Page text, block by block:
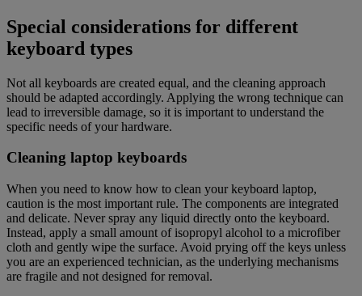
Special considerations for different
keyboard types
Not all keyboards are created equal, and the cleaning approach
should be adapted accordingly. Applying the wrong technique can
lead to irreversible damage, so it is important to understand the
specific needs of your hardware.
Cleaning laptop keyboards
When you need to know how to clean your keyboard laptop,
caution is the most important rule. The components are integrated
and delicate. Never spray any liquid directly onto the keyboard.
Instead, apply a small amount of isopropyl alcohol to a microfiber
cloth and gently wipe the surface. Avoid prying off the keys unless
you are an experienced technician, as the underlying mechanisms
are fragile and not designed for removal.